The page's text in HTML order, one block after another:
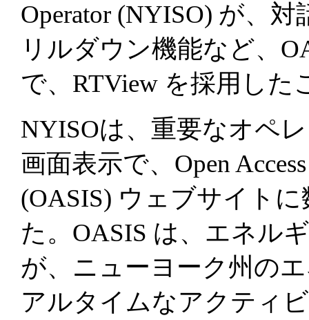
Operator (NYISO) が、
リルダウン機能など、
で、RTView を採用し
NYISOは、重要なオペ
画面表示で、Open
(OASIS) ウェブサイト
た。OASIS は、エネル
が、ニューヨーク州の
アルタイムなアクティ